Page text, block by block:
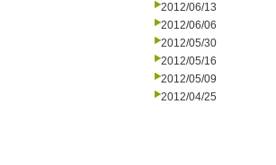
2012/06/13
2012/06/06
2012/05/30
2012/05/16
2012/05/09
2012/04/25